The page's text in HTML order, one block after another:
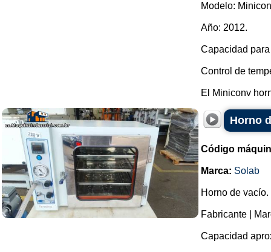
Modelo:
Año: 2012.
Capacidad
Control de
El Miniconv
Horno
Código
Marca: Solab
Horno de vacío.
Fabricante |
Capacidad